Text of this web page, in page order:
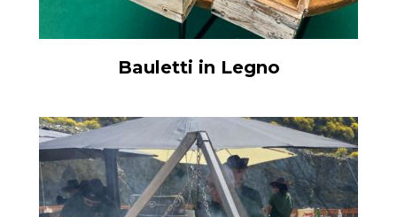
Bauletti in Legno